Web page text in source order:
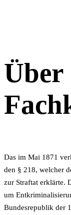
Über
Das im Mai 1871
den § 218, welcher
zur Straftat erklärte.
um
Bundesrepublik der